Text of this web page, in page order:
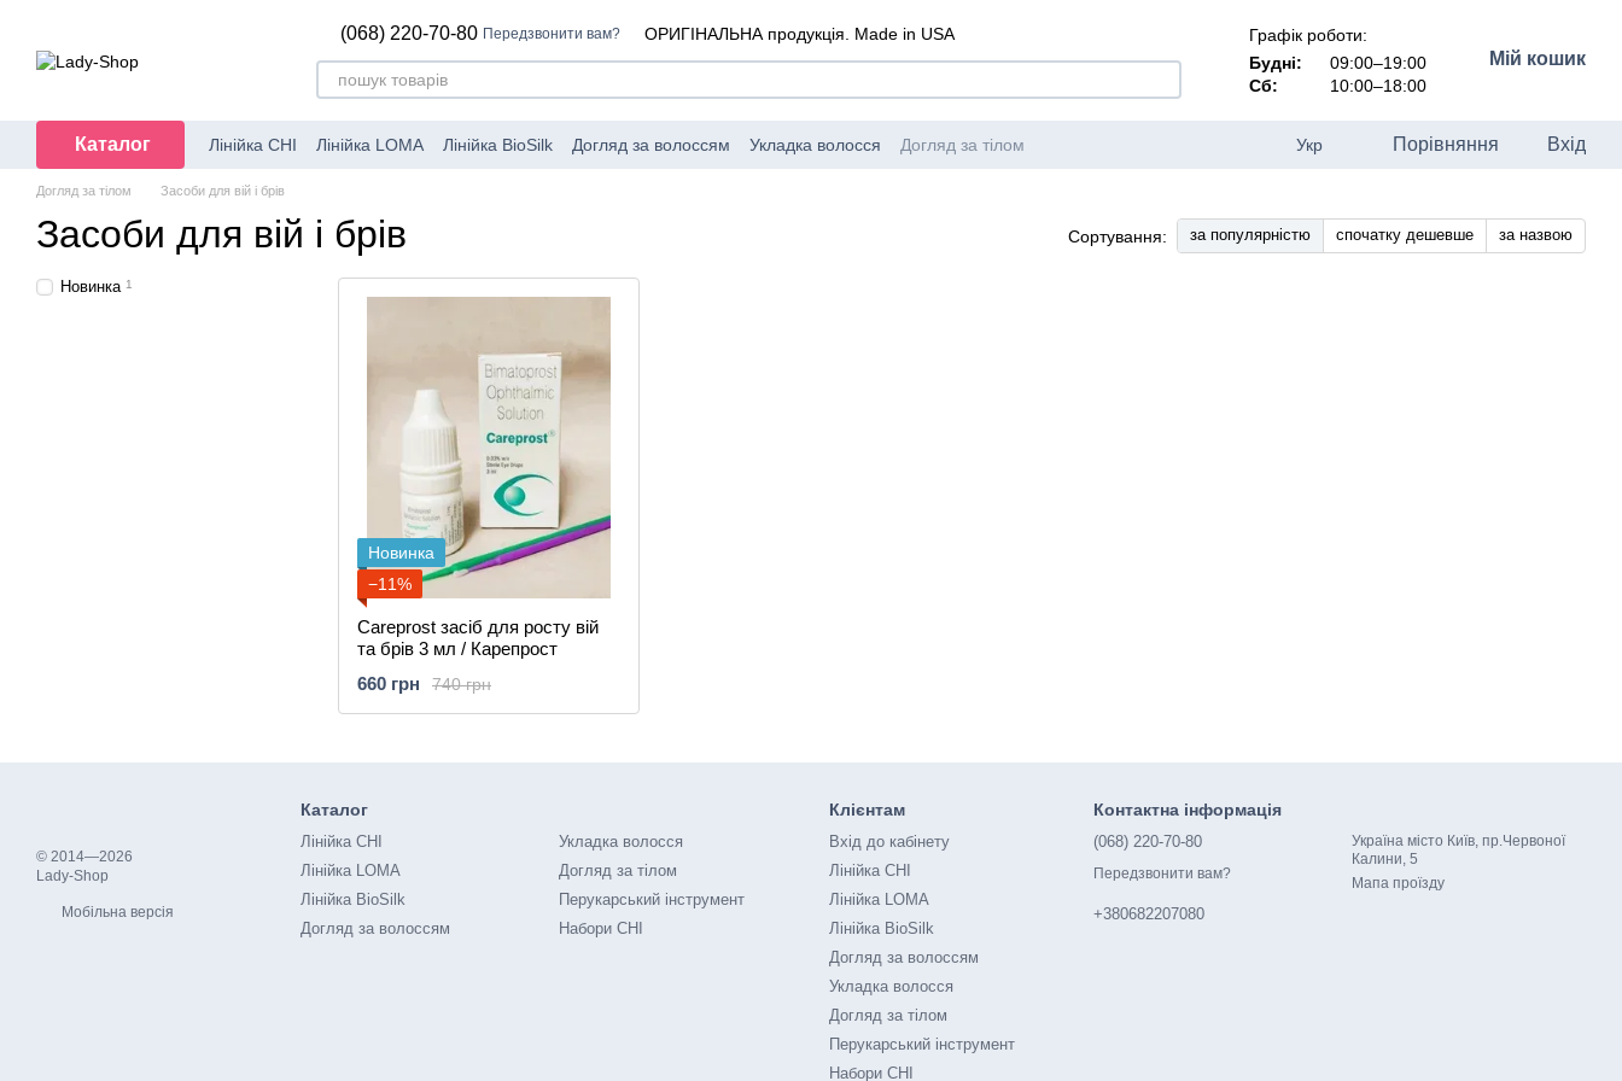
(068) 220-70-80 Передзвонити вам? ОРИГІНАЛЬНА продукція. Made in USA
Графік роботи:
Будні:
09:00–19:00
Сб:
10:00–18:00
Мій кошик
Каталог Лінійка CHI Лінійка LOMA Лінійка BioSilk Догляд за волоссям Укладка волосся
Догляд за тілом
Укр Порівняння Вхід
Догляд за тілом Засоби для вій і брів
Засоби для вій і брів Сортування: за популярністю спочатку дешевше за назвою
Новинка
−11%
Careprost засіб для росту вій
та брів 3 мл / Карепрост
740 грн
660 грн
Новинка 1
© 2014—2026
Lady-Shop
Мобільна версія
Каталог
Лінійка CHI
Лінійка LOMA
Лінійка BioSilk
Догляд за волоссям
Укладка волосся
Догляд за тілом
Перукарський інструмент
Набори CHI
Клієнтам
Вхід до кабінету
Лінійка CHI
Лінійка LOMA
Лінійка BioSilk
Догляд за волоссям
Укладка волосся
Догляд за тілом
Перукарський інструмент
Набори CHI
Контактна інформація
(068) 220-70-80
Передзвонити вам?
+380682207080
Україна місто Київ, пр.Червоної
Калини, 5
Мапа проїзду